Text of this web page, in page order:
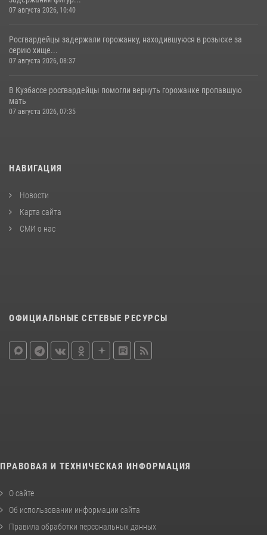
07 августа 2026, 10:40
Росгвардейцы задержали горожанку, находившуюся в розыске за
серию хище...
07 августа 2026, 08:37
В Кузбассе росгвардейцы помогли вернуть горожанке пропавшую
мать
07 августа 2026, 07:35
НАВИГАЦИЯ
Новости
Карта сайта
СМИ о нас
ОФИЦИАЛЬНЫЕ СЕТЕВЫЕ РЕСУРСЫ
ПРАВОВАЯ И ТЕХНИЧЕСКАЯ ИНФОРМАЦИЯ
О сайте
Об использовании информации сайта
Правила обработки персональных данных